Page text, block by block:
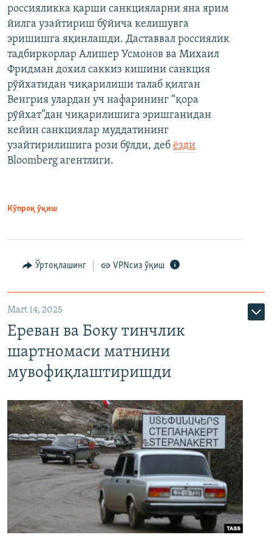
россияликка қарши санкцияларни яна ярим
йилга узайтириш бўйича келишувга
эришишга яқинлашди. Даставвал россиялик
тадбиркорлар Алишер Усмонов ва Михаил
Фридман дохил саккиз кишини санкция
рўйхатидан чиқарилиши талаб қилган
Венгрия улардан уч нафарининг “қора
рўйхат”дан чиқарилишига эришганидан
кейин санкциялар муддатининг
узайтирилишига рози бўлди, деб ёзди
Bloomberg агентлиги.
Кўпроқ ўқиш
Ўртоқлашинг VPNсиз ўқиш
Mart 14, 2025
Ереван ва Боку тинчлик
шартномаси матнини
мувофиқлаштиришди